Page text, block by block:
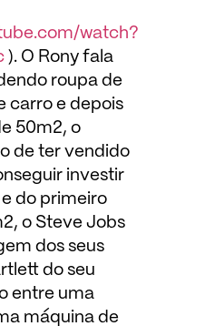
watch?
). O Rony fala
roupa de
carro e depois
50m2, o
de ter vendido
investir
do primeiro
o Steve Jobs
dos seus
do seu
entre uma
máquina de